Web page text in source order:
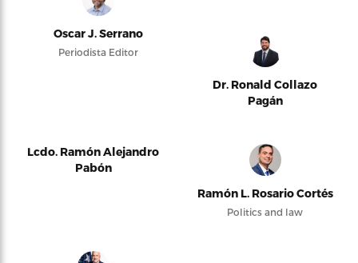
Oscar J. Serrano
Periodista Editor
Dr. Ronald Collazo
Pagán
Lcdo. Ramón Alejandro
Pabón
Ramón L. Rosario Cortés
Politics and law